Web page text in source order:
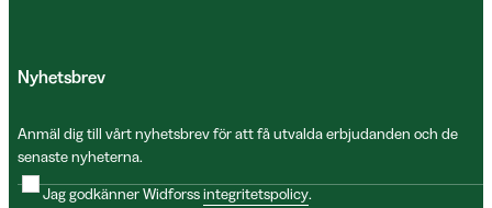
Nyhetsbrev
Anmäl dig till vårt nyhetsbrev för att få utvalda erbjudanden och de
senaste nyheterna.
Jag godkänner Widforssintegritetspolicy.